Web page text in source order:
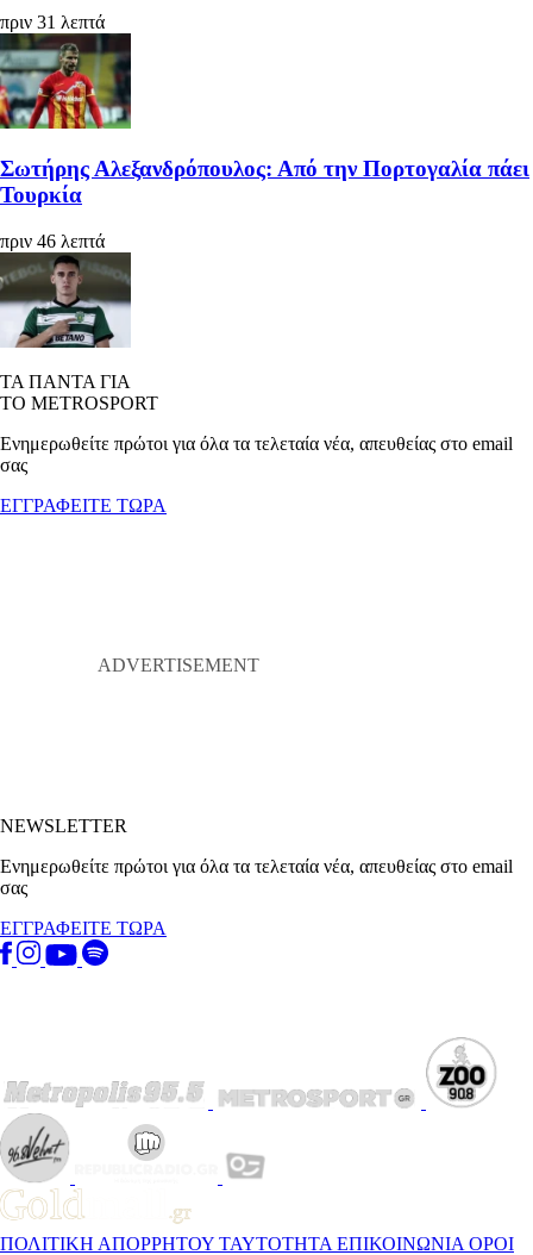
πριν 31 λεπτά
Σωτήρης Αλεξανδρόπουλος: Από την Πορτογαλία πάει
Τουρκία
πριν 46 λεπτά
ΤΑ ΠΑΝΤΑ ΓΙΑ
ΤΟ METROSPORT
Ενημερωθείτε πρώτοι για όλα τα τελεταία νέα, απευθείας στο email
σας
ΕΓΓΡΑΦΕΙΤΕ ΤΩΡΑ
NEWSLETTER
Ενημερωθείτε πρώτοι για όλα τα τελεταία νέα, απευθείας στο email
σας
ΕΓΓΡΑΦΕΙΤΕ ΤΩΡΑ
ΠΟΛΙΤΙΚΗ ΑΠΟΡΡΗΤΟΥ ΤΑΥΤΟΤΗΤΑ ΕΠΙΚΟΙΝΩΝΙΑ ΟΡΟΙ